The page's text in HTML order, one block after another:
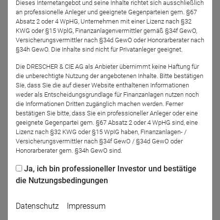
Passende Lösungsansätze für Kunden- und
Anlagebedürfnisse finden.
IDD-Lerninhalte
Konzepte und Produkte für das Einmalbeitrags- und
Wiederanlagegeschäft.
Jetzt für das Partner-Webinar anmelden
Dieses Internetangebot und seine Inhalte richtet sich ausschließlich
an professionelle Anleger und geeignete Gegenparteien gem. §67
Absatz 2 oder 4 WpHG, Unternehmen mit einer Lizenz nach §32
KWG oder §15 WplG, Finanzanlagenvermittler gemäß §34f GewO,
Versicherungsvermittler nach §34d GewO oder Honorarberater nach
§34h GewO. Die Inhalte sind nicht für Privatanleger geeignet.
Die DRESCHER & CIE AG als Anbieter übernimmt keine Haftung für
die unberechtigte Nutzung der angebotenen Inhalte. Bitte bestätigen
Sie, dass Sie die auf dieser Website enthaltenen Informationen
weder als Entscheidungsgrundlage für Finanzanlagen nutzen noch
die Informationen Dritten zugänglich machen werden. Ferner
bestätigen Sie bitte, dass Sie ein professioneller Anleger oder eine
geeignete Gegenpartei gem. §67 Absatz 2 oder 4 WpHG sind, eine
Lizenz nach §32 KWG oder §15 WpIG haben, Finanzanlagen- /
Versicherungsvermittler nach §34f GewO / §34d GewO oder
Honorarberater gem. §34h GewO sind.
Ja, ich bin professioneller Investor und bestätige
die Nutzungsbedingungen
Datenschutz Impressum